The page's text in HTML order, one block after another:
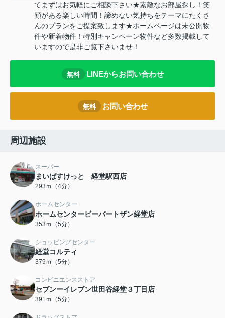
てまずはお気軽にご相談下さい★素敵なお部屋探し！笑
顔がある楽しい時間！諦めない気持ちをテーマにたくさ
んのプランをご提案致します★ホームページは未公開物
件や新着物件！特別キャンペーン物件など多数掲載して
いますので是非ご覧下さいませ！
無料 LINEからお問い合わせ
無料 お問い合わせ
周辺施設
スーパー
まいばすけっと 経堂駅西店
293ｍ（4分）
ホームセンター
ホームセンタービーバートザン経堂店
353ｍ（5分）
ショッピングセンター
経堂コルティ
379ｍ（5分）
コンビニエンスストア
セブンーイレブン世田谷経堂３丁目店
391ｍ（5分）